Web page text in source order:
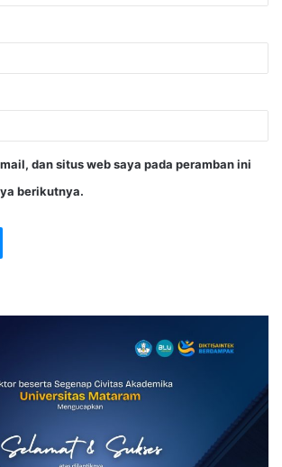
dan situs web saya pada peramban ini
berikutnya.